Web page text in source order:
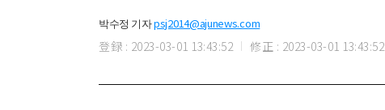
박수정 기자psj2014@ajunews.com
登録 : 2023-03-01 13:43:52 修正 : 2023-03-01 13:43:52